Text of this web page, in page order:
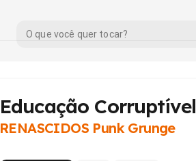
Educação Corruptível
RENASCIDOS Punk Grunge